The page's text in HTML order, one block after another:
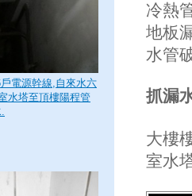
電源幹線,自來水六
水塔至頂樓陽程管
冷熱
地板
水管
抓漏
大樓
室水